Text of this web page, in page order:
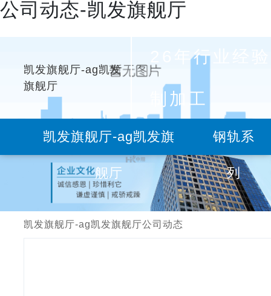
公司动态-凯发旗舰厅
凯发旗舰厅-ag凯发
旗舰厅
26年行业经验
制加工
凯发旗舰厅-ag凯发旗
舰厅
钢轨系
列
凯发旗舰厅-ag凯发旗舰厅公司动态